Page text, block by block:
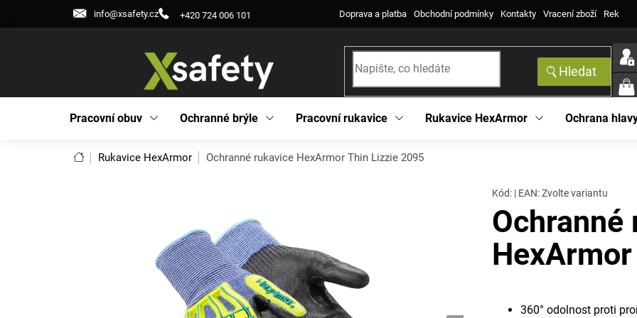
+420 724 006 101
info@xsafety.cz Doprava a platba Obchodní podmínky Kontakty Vracení zboží
Hledat
KOŠÍK
Pracovní obuv Ochranné brýle Pracovní rukavice Rukavice HexArmor Ochrana
DomůRukavice HexArmor Ochranné rukavice HexArmor Thin Lizzie 2095
Ochranné
Kód: | EAN:Zvolte variantu
360° odolnost proti